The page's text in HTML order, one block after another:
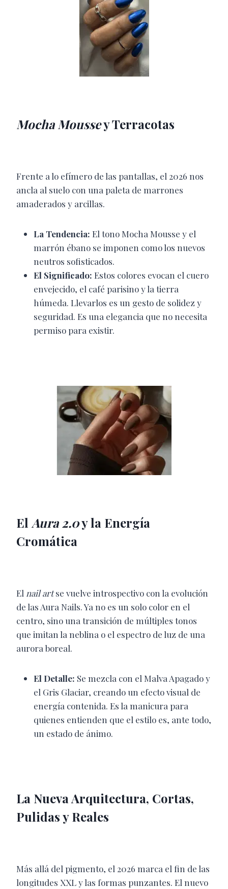
Mocha Moussey Terracotas
Frente a lo efímero de las pantallas, el 2026 nos
ancla al suelo con una paleta de marrones
amaderados y arcillas.
La Tendencia: El tono Mocha Mousse y el
marrón ébano se imponen como los nuevos
neutros sofisticados.
El Significado: Estos colores evocan el cuero
envejecido, el café parisino y la tierra
húmeda. Llevarlos es un gesto de solidez y
seguridad. Es una elegancia que no necesita
permiso para existir.
El Aura 2.0y la Energía
Cromática
El nail artse vuelve introspectivo con la evolución
de las Aura Nails. Ya no es un solo color en el
centro, sino una transición de múltiples tonos
que imitan la neblina o el espectro de luz de una
aurora boreal.
El Detalle: Se mezcla con el Malva Apagado y
el Gris Glaciar, creando un efecto visual de
energía contenida. Es la manicura para
quienes entienden que el estilo es, ante todo,
un estado de ánimo.
La Nueva Arquitectura, Cortas,
Pulidas y Reales
Más allá del pigmento, el 2026 marca el fin de las
longitudes XXL y las formas punzantes. El nuevo